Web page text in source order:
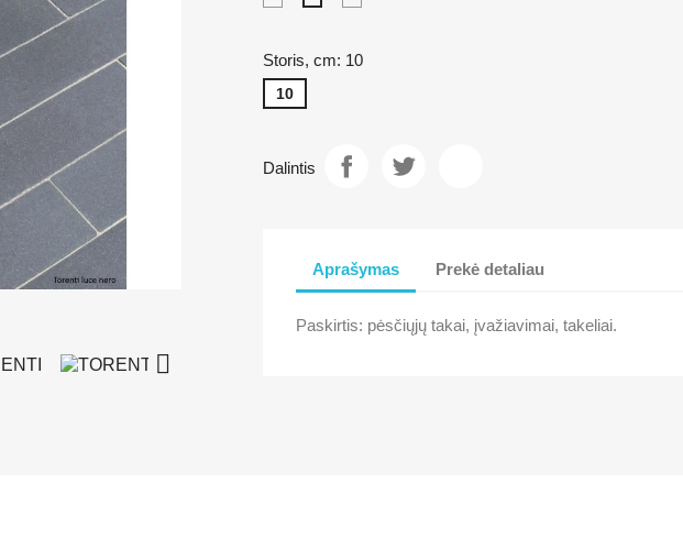

Storis, cm: 10
10
Dalintis
Aprašymas Prekė detaliau
Paskirtis: pėsčiųjų takai, įvažiavimai, takeliai.